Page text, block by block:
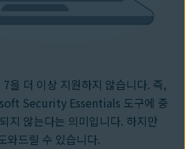
더 이상 지원하지 않습니다. 즉,
Security Essentials 도구에 중
지 않는다는 의미입니다. 하지만
와드릴 수 있습니다.